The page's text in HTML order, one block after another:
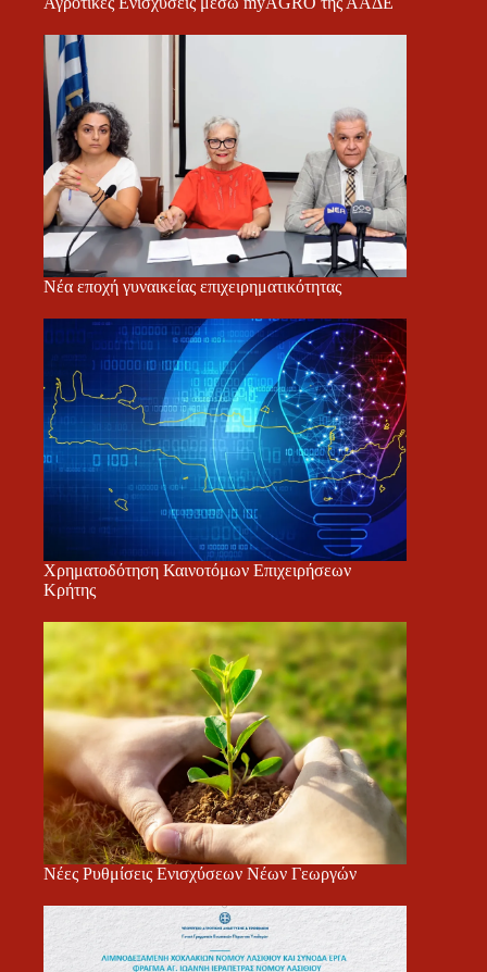
Νέα εποχή γυναικείας επιχειρηματικότητας
Χρηματοδότηση Καινοτόμων Επιχειρήσεων
Κρήτης
Νέες Ρυθμίσεις Ενισχύσεων Νέων Γεωργών